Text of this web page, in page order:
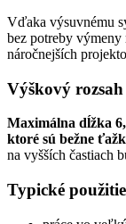
Vďaka výsuvnému
bez potreby
náročnejších
Výškový
Maximálna dĺžka
ktoré sú bežne
na vyšších častiach
Typické